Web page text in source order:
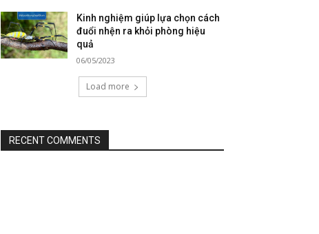
Kinh nghiệm giúp lựa chọn cách
đuổi nhện ra khỏi phòng hiệu
quả
06/05/2023
Load more
RECENT COMMENTS